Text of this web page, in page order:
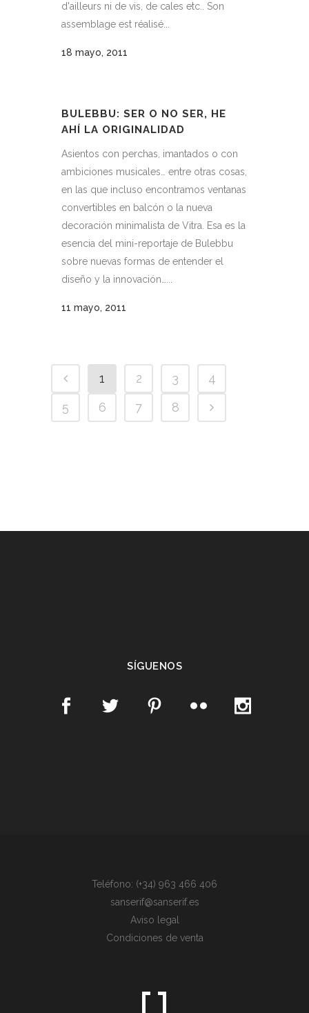
d'ailleurs ni de vis, de cales etc.. Son
assemblage est réalisé...
18 mayo, 2011
BULEBBU: SER O NO SER, HE
AHÍ LA ORIGINALIDAD
Asientos con perchas, imantados o con
ambiciones musicales… entre otras cosas,
en las que incluso encontramos ventanas
convertibles en balcón o la nueva
decoración minimalista de Vitra. Esa es la
esencia del mini-reportaje de Bulebbu
sobre nuevas formas de entender el
diseño y la innovación…...
11 mayo, 2011
1 2 3
4
5
6 7 8
SÍGUENOS
Teléfono: (+34) 963 466 406
sanserif@sanserif.es
Aviso legal
Condiciones de venta